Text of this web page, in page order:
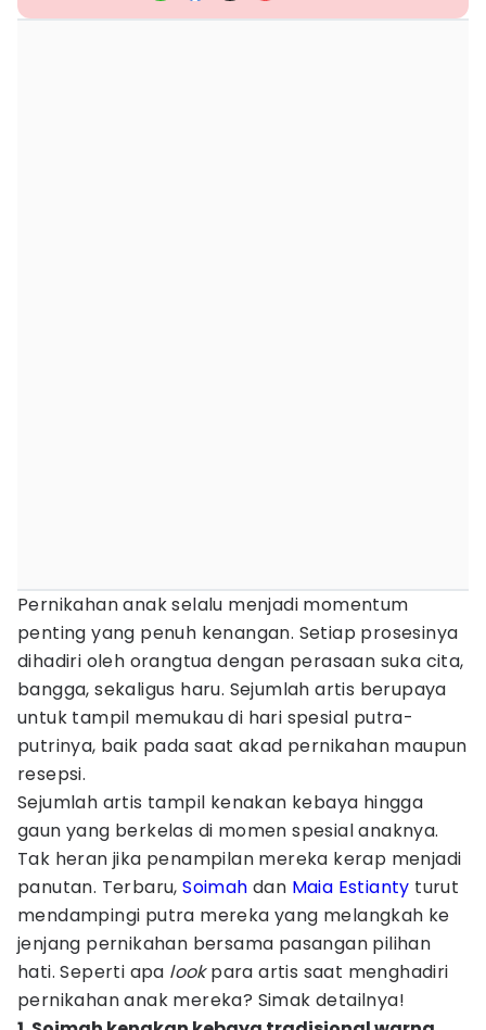
Pernikahan anak selalu menjadi momentum
penting yang penuh kenangan. Setiap prosesinya
dihadiri oleh orangtua dengan perasaan suka cita,
bangga, sekaligus haru. Sejumlah artis berupaya
untuk tampil memukau di hari spesial putra-
putrinya, baik pada saat akad pernikahan maupun
resepsi.
Sejumlah artis tampil kenakan kebaya hingga
gaun yang berkelas di momen spesial anaknya.
Tak heran jika penampilan mereka kerap menjadi
panutan. Terbaru,Soimah dan Maia Estianty turut
mendampingi putra mereka yang melangkah ke
jenjang pernikahan bersama pasangan pilihan
hati. Seperti apa lookpara artis saat menghadiri
pernikahan anak mereka? Simak detailnya!